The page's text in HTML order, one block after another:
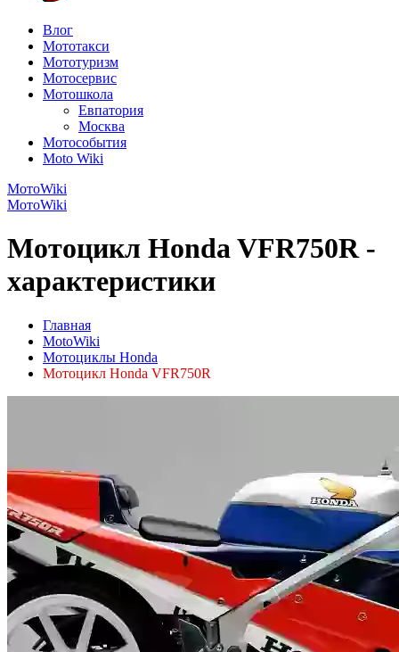
Влог
Мототакси
Мототуризм
Мотосервис
Мотошкола
Евпатория
Москва
Мотособытия
Moto Wiki
МотоWiki
МотоWiki
Мотоцикл Honda VFR750R -
характеристики
Главная
MotoWiki
Мотоциклы Honda
Мотоцикл Honda VFR750R